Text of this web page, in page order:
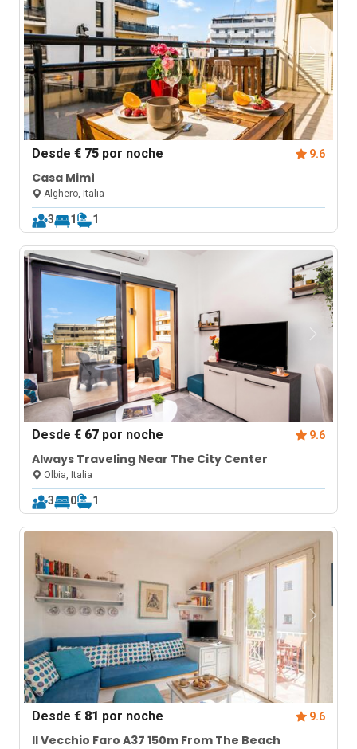
Desde€ 75 por noche 9.6
Casa Mimì
Alghero, Italia
3 1 1
Desde€ 67 por noche 9.6
Always Traveling Near The City Center
Olbia, Italia
3 0 1
Desde€ 81 por noche 9.6
Il Vecchio Faro A37 150m From The Beach